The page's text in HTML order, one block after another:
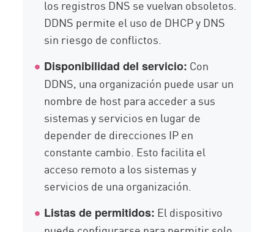
los registros DNS se vuelvan obsoletos.
DDNS permite el uso de DHCP y DNS
sin riesgo de conflictos.
Disponibilidad del servicio: Con
DDNS, una organización puede usar un
nombre de host para acceder a sus
sistemas y servicios en lugar de
depender de direcciones IP en
constante cambio. Esto facilita el
acceso remoto a los sistemas y
servicios de una organización.
Listas de permitidos: El dispositivo